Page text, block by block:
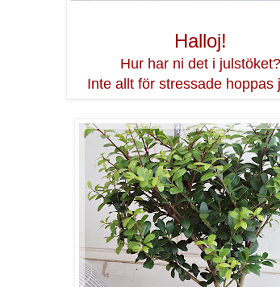
Halloj!
Hur har ni det i julstöket?
Inte allt för stressade hoppas